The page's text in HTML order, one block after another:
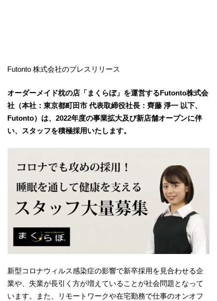
Futonto 株式会社のプレスリリース
オーダーメイド枕の店「まくらぼ」を運営するFutonto株式会
社（本社：東京都町田市 代表取締役社長：齊藤 淨一 以下、
Futonto）は、2022年度の事業拡大及び新店舗オープンに伴
い、スタッフを積極採用いたします。
新型コロナウィルス感染症の影響で新卒採用を見合わせる企
業や、失業が長引く方が増えていることが社会問題となって
います。また、リモートワークや在宅勤務で仕事のオンオフ